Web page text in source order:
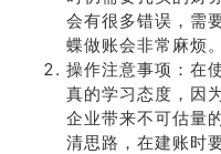
会有很多错误，需
蝶做账会非常麻烦。
操作注意事项：在
真的学习态度，因
企业带来不可估量
清思路，在建账时